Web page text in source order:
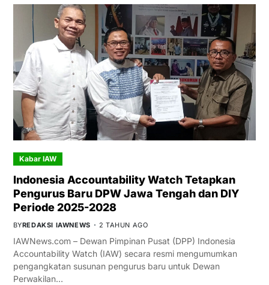
Kabar IAW
Indonesia Accountability Watch Tetapkan
Pengurus Baru DPW Jawa Tengah dan DIY
Periode 2025-2028
BYREDAKSI IAWNEWS 2 TAHUN AGO
IAWNews.com – Dewan Pimpinan Pusat (DPP) Indonesia
Accountability Watch (IAW) secara resmi mengumumkan
pengangkatan susunan pengurus baru untuk Dewan
Perwakilan…